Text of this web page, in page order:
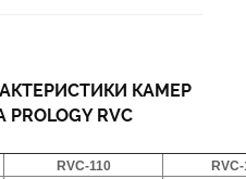
КАМЕР
RVC
RVC-110